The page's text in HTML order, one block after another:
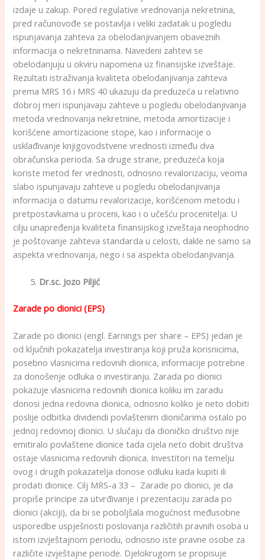
izdaje u zakup. Pored regulative vrednovanja nekretnina,
pred računovođe se postavlja i veliki zadatak u pogledu
ispunjavanja zahteva za obelodanjivanjem obaveznih
informacija o nekretninama. Navedeni zahtevi se
obelodanjuju u okviru napomena uz finansijske izveštaje.
Rezultati istraživanja kvaliteta obelodanjivanja zahteva
prema MRS 16 i MRS 40 ukazuju da preduzeća u relativno
dobroj meri ispunjavaju zahteve u pogledu obelodanjivanja
metoda vrednovanja nekretnine, metoda amortizacije i
korišćene amortizacione stope, kao i informacije o
usklađivanje knjigovodstvene vrednosti između dva
obračunska perioda. Sa druge strane, preduzeća koja
koriste metod fer vrednosti, odnosno revalorizaciju, veoma
slabo ispunjavaju zahteve u pogledu obelodanjivanja
informacija o datumu revalorizacije, korišćenom metodu i
pretpostavkama u proceni, kao i o učešću procenitelja. U
cilju unapređenja kvaliteta finansijskog izveštaja neophodno
je poštovanje zahteva standarda u celosti, dakle ne samo sa
aspekta vrednovanja, nego i sa aspekta obelodanjivanja.
Dr.sc. Jozo Piljić
Zarade po dionici (EPS)
Zarade po dionici (engl. Earnings per share – EPS) jedan je
od ključnih pokazatelja investiranja koji pruža korisnicima,
posebno vlasnicima redovnih dionica, informacije potrebne
za donošenje odluka o investiranju. Zarada po dionici
pokazuje vlasnicima redovnih dionica koliku im zaradu
donosi jedna redovna dionica, odnosno koliko je neto dobiti
poslije odbitka dividendi povlaštenim dioničarima ostalo po
jednoj redovnoj dionici. U slučaju da dioničko društvo nije
emitiralo povlaštene dionice tada cijela neto dobit društva
ostaje vlasnicima redovnih dionica. Investitori na temelju
ovog i drugih pokazatelja donose odluku kada kupiti ili
prodati dionice. Cilj MRS-a 33 – Zarade po dionici, je da
propiše principe za utvrđivanje i prezentaciju zarada po
dionici (akciji), da bi se poboljšala mogućnost međusobne
usporedbe uspješnosti poslovanja različitih pravnih osoba u
istom izvještajnom periodu, odnosno iste pravne osobe za
različite izvještajne periode. Djelokrugom se propisuje